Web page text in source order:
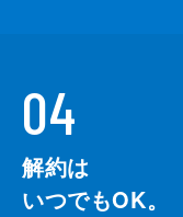
04
解約は
いつでもOK。